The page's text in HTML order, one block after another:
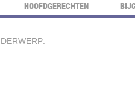
HOOFDGERECHTEN